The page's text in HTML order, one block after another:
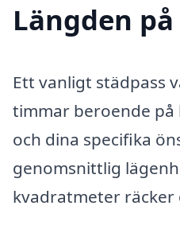
Längden
Ett vanligt städpass
timmar beroende
och dina specifika
genomsnittlig
kvadratmeter räcker